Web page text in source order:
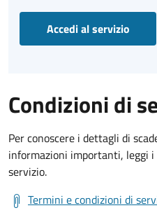
Accedi al servizio
Condizioni di
Per conoscere i dettagli di
informazioni importanti, leggi
servizio.
Termini e condizioni di